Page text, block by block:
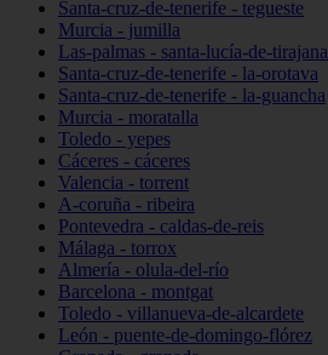
Santa-cruz-de-tenerife - tegueste
Murcia - jumilla
Las-palmas - santa-lucía-de-tirajana
Santa-cruz-de-tenerife - la-orotava
Santa-cruz-de-tenerife - la-guancha
Murcia - moratalla
Toledo - yepes
Cáceres - cáceres
Valencia - torrent
A-coruña - ribeira
Pontevedra - caldas-de-reis
Málaga - torrox
Almería - olula-del-río
Barcelona - montgat
Toledo - villanueva-de-alcardete
León - puente-de-domingo-flórez